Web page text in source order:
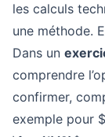
les calculs
une méthode.
Dans un
comprendre
confirmer,
exemple pour